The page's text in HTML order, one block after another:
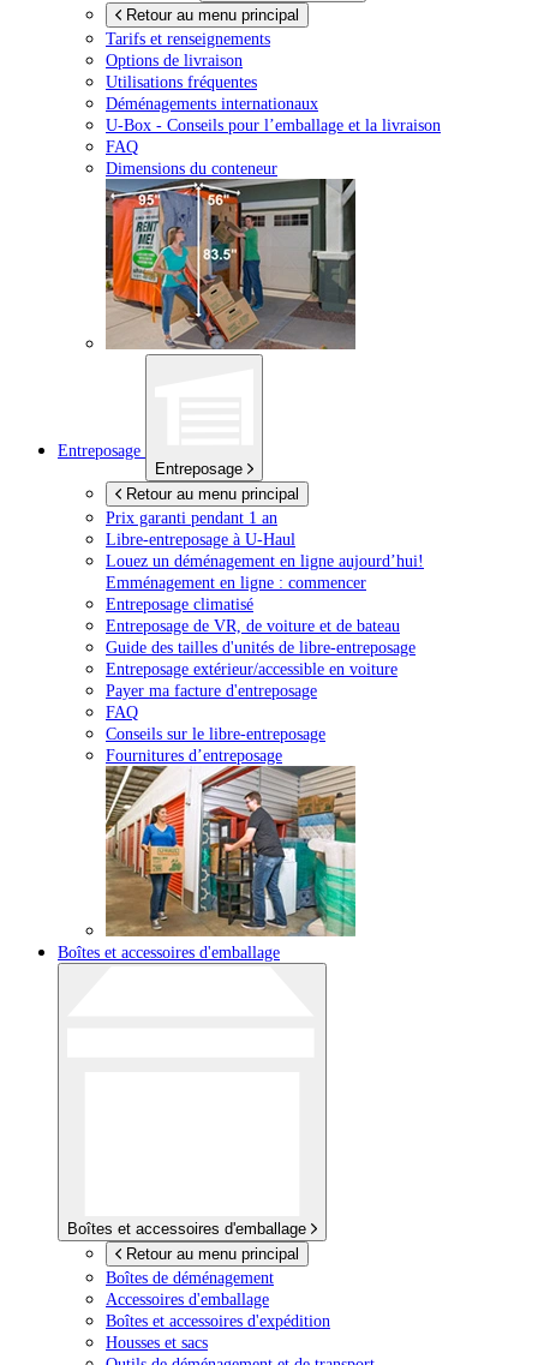
Retour au menu principal
Tarifs et renseignements
Options de livraison
Utilisations fréquentes
Déménagements internationaux
U-Box - Conseils pour l’emballage et la livraison
FAQ
Dimensions du conteneur
Entreposage
Entreposage
Retour au menu principal
Prix garanti pendant 1 an
Libre-entreposage à U-Haul
Louez un déménagement en ligne aujourd’hui!
Emménagement en ligne : commencer
Entreposage climatisé
Entreposage de VR, de voiture et de bateau
Guide des tailles d'unités de libre-entreposage
Entreposage extérieur/accessible en voiture
Payer ma facture d'entreposage
FAQ
Conseils sur le libre-entreposage
Fournitures d’entreposage
Boîtes et accessoires d'emballage
Boîtes et accessoires d'emballage
Retour au menu principal
Boîtes de déménagement
Accessoires d'emballage
Boîtes et accessoires d'expédition
Housses et sacs